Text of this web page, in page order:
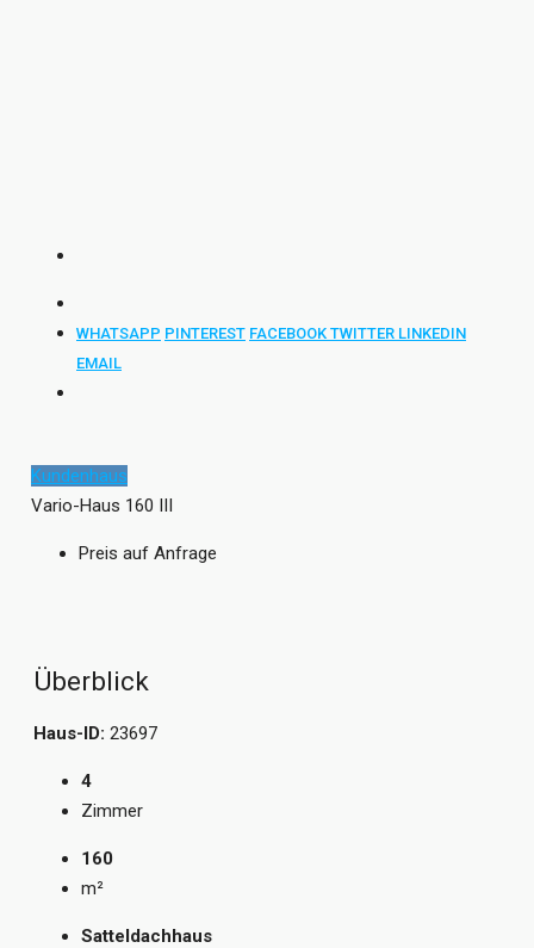
WHATSAPP PINTEREST FACEBOOK TWITTER LINKEDIN
EMAIL
Kundenhaus
Vario-Haus 160 III
Preis auf Anfrage
Überblick
Haus-ID: 23697
4
Zimmer
160
m²
Satteldachhaus